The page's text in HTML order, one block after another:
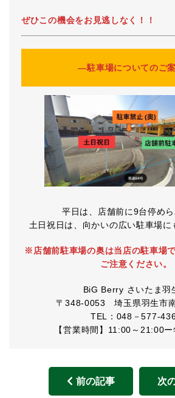
ぜひこの機会をお見逃しなく！！
―駐車場についてのご
平日は、店舗前に9台停めら
土日祝日は、向かいの広い駐車場に
※店舗前駐車場の奥は当店の駐車場
ご注意ください。
BiG Berry さいたま羽
〒348-0053 埼玉県羽生市
TEL：048－577-
【営業時間】11:00～21:00
前の記事 次